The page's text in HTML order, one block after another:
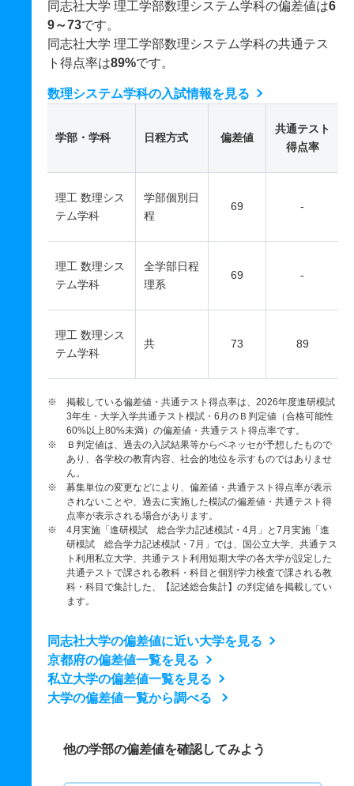
同志社大学 理工学部数理システム学科の偏差値は6
9～73です。
同志社大学 理工学部数理システム学科の共通テス
ト得点率は89%です。
数理システム学科の入試情報を見る
学部・学科 日程方式 偏差値
共通テスト
得点率
理工 数理シス
テム学科
学部個別日
程
69 -
理工 数理シス
テム学科
全学部日程
理系
69 -
理工 数理シス
テム学科
共 73 89
※ 掲載している偏差値・共通テスト得点率は、2026年度進研模試
3年生・大学入学共通テスト模試・6月のＢ判定値（合格可能性
60%以上80%未満）の偏差値・共通テスト得点率です。
※ Ｂ判定値は、過去の入試結果等からベネッセが予想したもので
あり、各学校の教育内容、社会的地位を示すものではありませ
ん。
※ 募集単位の変更などにより、偏差値・共通テスト得点率が表示
されないことや、過去に実施した模試の偏差値・共通テスト得
点率が表示される場合があります。
※ 4月実施「進研模試 総合学力記述模試・4月」と7月実施「進
研模試 総合学力記述模試・7月」では、国公立大学、共通テス
ト利用私立大学、共通テスト利用短期大学の各大学が設定した
共通テストで課される教科・科目と個別学力検査で課される教
科・科目で集計した、【記述総合集計】の判定値を掲載してい
ます。
同志社大学の偏差値に近い大学を見る
京都府の偏差値一覧を見る
私立大学の偏差値一覧を見る
大学の偏差値一覧から調べる
他の学部の偏差値を確認してみよう